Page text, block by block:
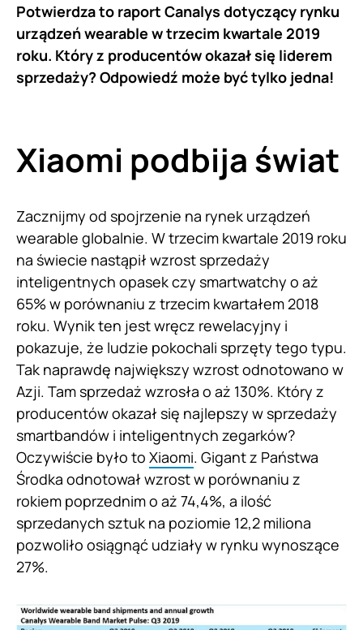
Potwierdza to raport Canalys dotyczący rynku
urządzeń wearable w trzecim kwartale 2019
roku. Który z producentów okazał się liderem
sprzedaży? Odpowiedź może być tylko jedna!
Xiaomi podbija świat
Zacznijmy od spojrzenie na rynek urządzeń
wearable globalnie. W trzecim kwartale 2019 roku
na świecie nastąpił wzrost sprzedaży
inteligentnych opasek czy smartwatchy o aż
65% w porównaniu z trzecim kwartałem 2018
roku. Wynik ten jest wręcz rewelacyjny i
pokazuje, że ludzie pokochali sprzęty tego typu.
Tak naprawdę największy wzrost odnotowano w
Azji. Tam sprzedaż wzrosła o aż 130%. Który z
producentów okazał się najlepszy w sprzedaży
smartbandów i inteligentnych zegarków?
Oczywiście było to Xiaomi. Gigant z Państwa
Środka odnotował wzrost w porównaniu z
rokiem poprzednim o aż 74,4%, a ilość
sprzedanych sztuk na poziomie 12,2 miliona
pozwoliło osiągnąć udziały w rynku wynoszące
27%.